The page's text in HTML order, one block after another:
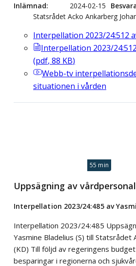
Inlämnad 2024-02-15
Statsrådet Acko Ankarberg
Interpellation 2023/24:512
Interpellation 2023/
(pdf, 88 KB)
Webb-tv
situationen i vården
55 min
Uppsägning av vårdpersonal
Interpellation 2023/24:485 av
Interpellation 2023/24:485
Yasmine Bladelius (S) till Statsrådet
(KD) Till följd av regeringens
besparingar i regionerna och